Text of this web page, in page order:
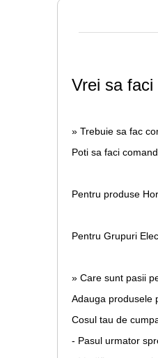
Vrei sa
» Trebuie sa fac
Poti sa faci
Pentru produse
Pentru Grupuri
» Care sunt pasii
Adauga produsele
Cosul tau de
- Pasul urmator